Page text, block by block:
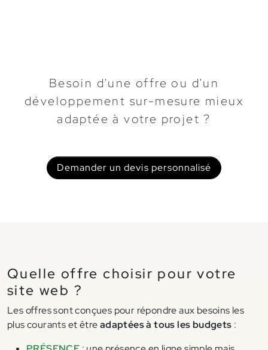
Besoin d'une offre ou d'un
développement sur-mesure mieux
adaptée à votre projet ?
Demander un devis personnalisé
Quelle offre choisir pour votre
site web ?
Les offres sont conçues pour répondre aux besoins les
plus courants et êtreadaptées à tous les budgets :